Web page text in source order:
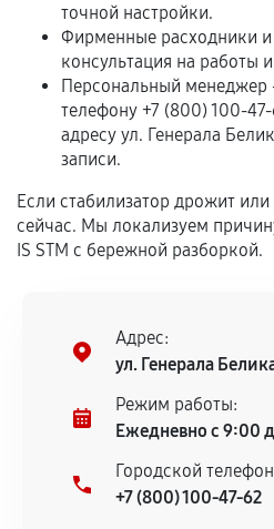
Если
самостоятельно
Гарантия на выполненные
сохраняться полностью или
Предоставленные
техническим
центром.
При этом гарантия на сами
продавца. За качество
сервисный центр
точной настройки.
Фирменные расходники и
консультация на работы
Персональный менеджер
телефону +7 (800) 100-
адресу ул. Генерала
записи.
Если стабилизатор дрожит
сейчас. Мы локализуем
IS STM с бережной разборкой.
Адрес:
ул. Генерала
Режим работы:
Ежедневно с 9:00
Городской
+7 (800) 100-47-62